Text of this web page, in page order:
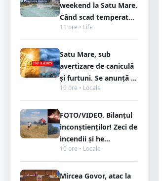
weekend la Satu Mare.
Când scad temperat...
11 ore • Life
Satu Mare, sub
avertizare de caniculă
și furtuni. Se anunță ...
10 ore • Locale
FOTO/VIDEO. Bilanțul
inconștienților! Zeci de
incendii și he...
10 ore • Locale
Mircea Govor, atac la